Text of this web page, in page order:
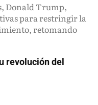
Donald Trump,
para restringir la
retomando
revolución del